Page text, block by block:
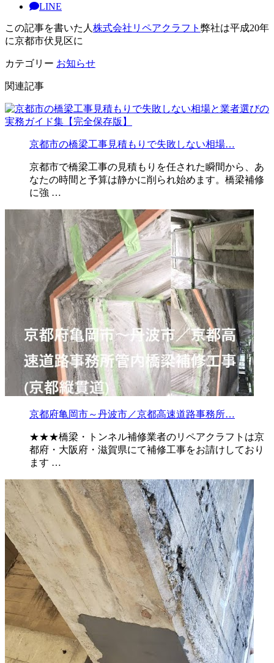
LINE
この記事を書いた人 株式会社リペアクラフト 弊社は平成20年
に京都市伏見区に
カテゴリー お知らせ
関連記事
京都市の橋梁工事見積もりで失敗しない相場…
京都市で橋梁工事の見積もりを任された瞬間から、あ
なたの時間と予算は静かに削られ始めます。橋梁補修
に強 …
京都府亀岡市～丹波市／京都高速道路事務所…
★★★橋梁・トンネル補修業者のリペアクラフトは京
都府・大阪府・滋賀県にて補修工事をお請けしており
ます …